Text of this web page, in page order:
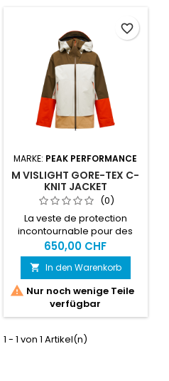
MARKE: PEAK PERFORMANCE
M VISLIGHT GORE-TEX C-
KNIT JACKET
(0)
La veste de protection
incontournable pour des
aventures inoubliables tout
au long de l’année.
650,00 CHF
 In den Warenkorb
 Nur noch wenige Teile
verfügbar
favorite_border
1 - 1 von 1 Artikel(n)